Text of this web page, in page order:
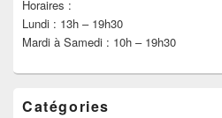
Horaires :
Lundi : 13h – 19h30
Mardi à Samedi : 10h – 19h30
Catégories